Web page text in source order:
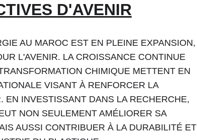
D'AVENIR
AU MAROC EST EN PLEINE EXPANSION,
L'AVENIR. LA CROISSANCE CONTINUE
CHIMIQUE METTENT EN
VISANT À RENFORCER LA
INVESTISSANT DANS LA RECHERCHE,
NON SEULEMENT AMÉLIORER SA
AUSSI CONTRIBUER À LA DURABILITÉ ET